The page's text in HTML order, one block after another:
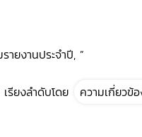
ยงานประจำปี, ”
เรียงลำดับโดย